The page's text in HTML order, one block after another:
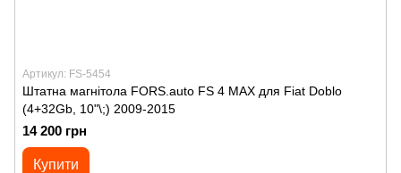
Артикул: FS-5454
Штатна магнітола FORS.auto FS 4 MAX для Fiat Doblo
(4+32Gb, 10"\;) 2009-2015
14 200 грн
Купити